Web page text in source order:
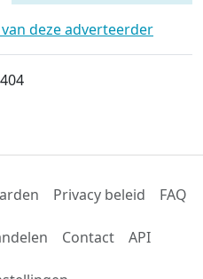
deze adverteerder
Privacy beleid FAQ
Contact API